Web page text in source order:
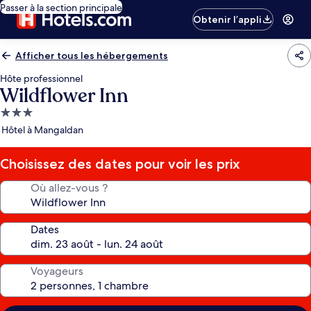
Passer à la section principale
Obtenir l’appli
Afficher tous les hébergements
Hôte professionnel
Wildflower Inn
Hébergement
3.0 étoiles
Hôtel à Mangaldan
Choisissez des dates pour voir les prix
Où allez-vous ?
Dates
Voyageurs